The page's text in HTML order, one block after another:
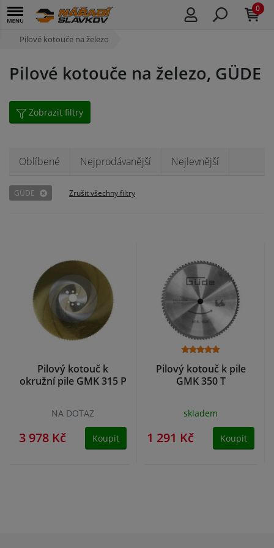
0
Pilové kotouče na železo
Pilové kotouče na železo, GÜDE
Zobrazit filtry
Oblíbené Nejprodávanější Nejlevnější
GÜDE Zrušit všechny filtry
Pilový kotouč k
okružní pile GMK 315 P
NA DOTAZ
3 978 Kč Koupit
Pilový kotouč k pile
GMK 350 T
skladem
1 291 Kč Koupit